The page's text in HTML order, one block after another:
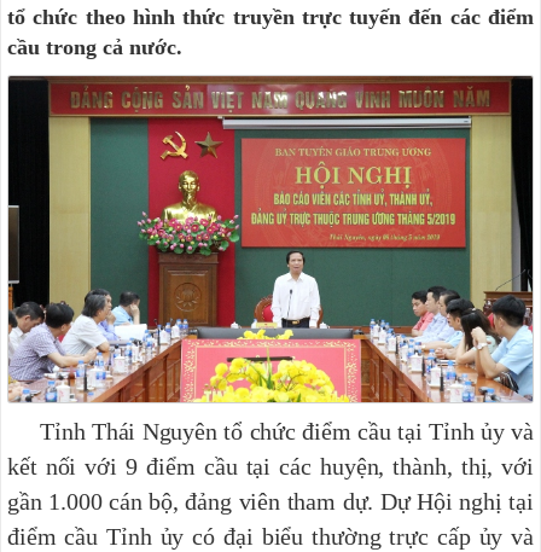
tổ chức theo hình thức truyền trực tuyến đến các điểm
cầu trong cả nước.
Tỉnh Thái Nguyên tổ chức điểm cầu tại Tỉnh ủy và
kết nối với 9 điểm cầu tại các huyện, thành, thị, với
gần 1.000 cán bộ, đảng viên tham dự. Dự Hội nghị tại
điểm cầu Tỉnh ủy có đại biểu thường trực cấp ủy và